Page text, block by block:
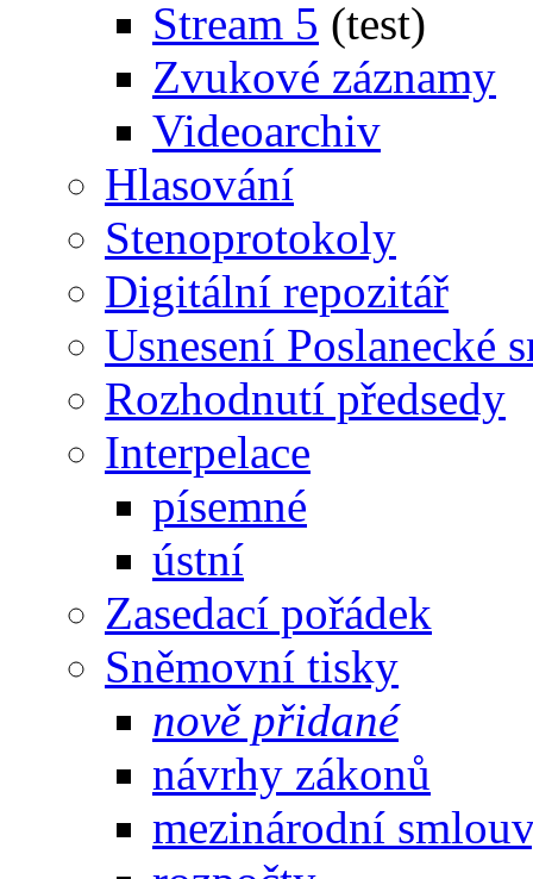
Stream 5 (test)
Zvukové záznamy
Videoarchiv
Hlasování
Stenoprotokoly
Digitální repozitář
Usnesení Poslanecké
Rozhodnutí předsedy
Interpelace
písemné
ústní
Zasedací pořádek
Sněmovní tisky
nově přidané
návrhy zákonů
mezinárodní